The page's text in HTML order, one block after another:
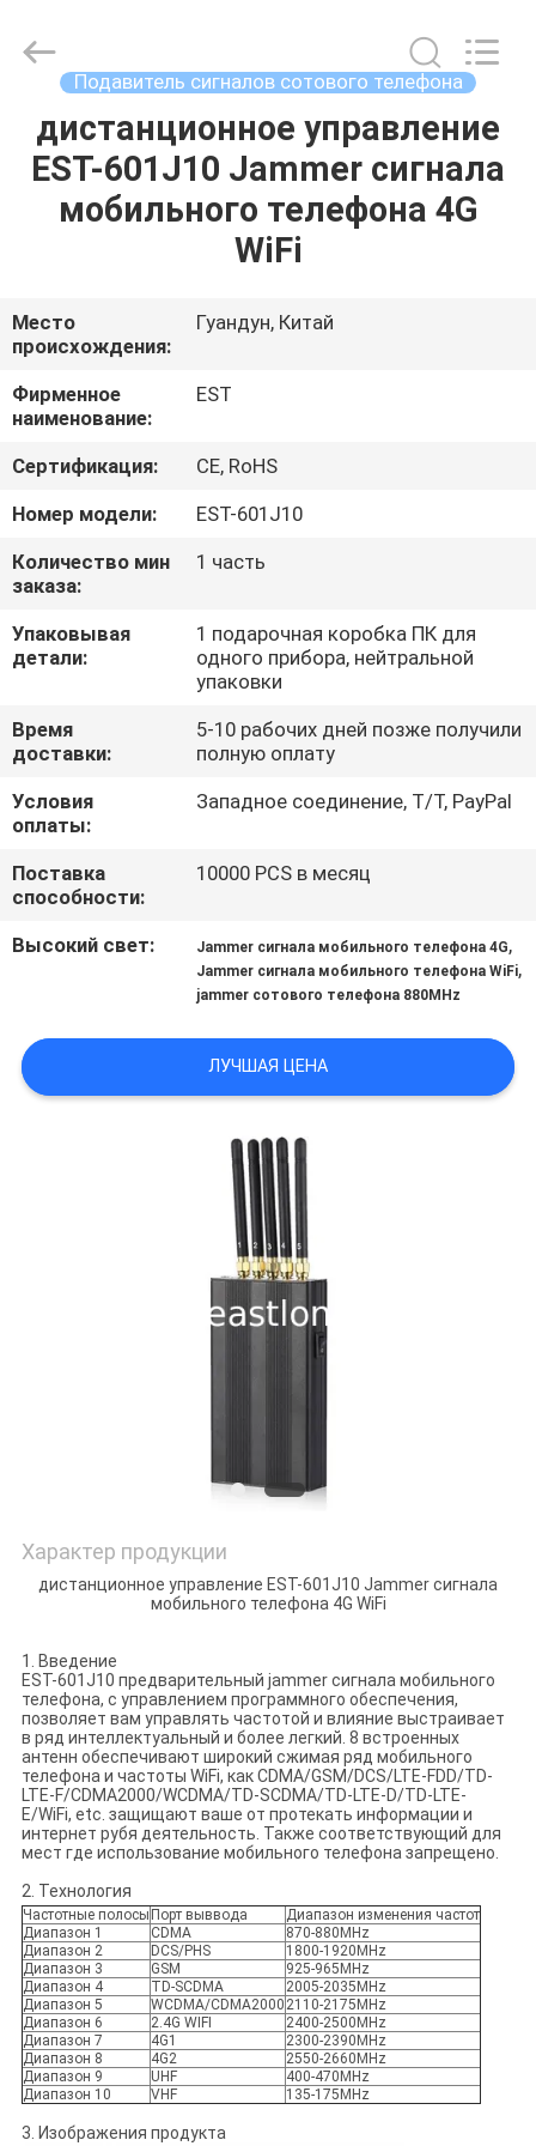
ДОМ
ПРОДУКТЫ
О
НАС
ТУР
ПО
ФАБРИКЕ
ПРОВЕРКА
КАЧЕСТВА
СВЯЖИТЕСЬ
МЫ
НОВОСТИ
СЛУЧАИ
ЦИТАТЫ
ELECTRONICS(HK)
CO.,LTD.
Подавитель сигналов сотового телефона
дистанционное управление
EST-601J10 Jammer сигнала
мобильного телефона 4G
WiFi
Место
происхождения:
Гуандун, Китай
Фирменное
наименование:
EST
Сертификация:
CE, RoHS
Номер модели:
EST-601J10
Количество мин
заказа:
1 часть
Упаковывая
детали:
1 подарочная коробка ПК для
одного прибора, нейтральной
упаковки
Время
доставки:
5-10 рабочих дней позже получили
полную оплату
Условия
оплаты:
Западное соединение, T/T, PayPal
Поставка
способности:
10000 PCS в месяц
Высокий свет: Jammer сигнала мобильного телефона 4G,
Jammer сигнала мобильного телефона WiFi,
jammer сотового телефона 880MHz
ЛУЧШАЯ ЦЕНА
Характер продукции
дистанционное управление EST-601J10 Jammer сигнала
мобильного телефона 4G WiFi
1. Введение
EST-601J10 предварительный jammer сигнала мобильного
телефона, с управлением программного обеспечения,
позволяет вам управлять частотой и влияние выстраивает
в ряд интеллектуальный и более легкий. 8 встроенных
антенн обеспечивают широкий сжимая ряд мобильного
телефона и частоты WiFi, как CDMA/GSM/DCS/LTE-FDD/TD-
LTE-F/CDMA2000/WCDMA/TD-SCDMA/TD-LTE-D/TD-LTE-
E/WiFi, etc. защищают ваше от протекать информации и
интернет рубя деятельность. Также соответствующий для
мест где использование мобильного телефона запрещено.
2. Технология
Частотные полосы Порт выввода
Диапазон изменения частот
Диапазон 1
CDMA
870-880MHz
Диапазон 2
DCS/PHS
1800-1920MHz
Диапазон 3
GSM
925-965MHz
Диапазон 4
TD-SCDMA
2005-2035MHz
Диапазон 5
WCDMA/CDMA2000 2110-2175MHz
Диапазон 6
2.4G WIFI
2400-2500MHz
Диапазон 7
4G1
2300-2390MHz
Диапазон 8
4G2
2550-2660MHz
Диапазон 9
UHF
400-470MHz
Диапазон 10
VHF 135-175MHz
3. Изображения продукта